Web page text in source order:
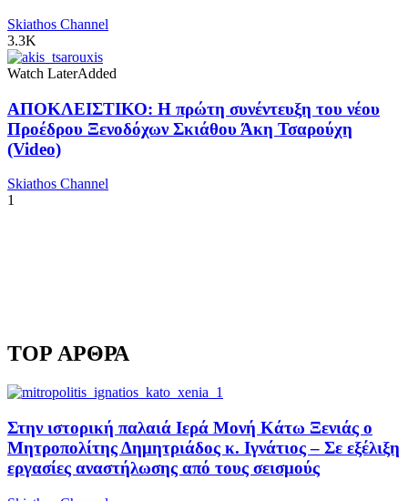
Skiathos Channel
3.3K
Watch LaterAdded
ΑΠΟΚΛΕΙΣΤΙΚΟ: Η πρώτη συνέντευξη του νέου
Προέδρου Ξενοδόχων Σκιάθου Άκη Τσαρούχη
(Video)
Skiathos Channel
1
TOP ΑΡΘΡΑ
Στην ιστορική παλαιά Ιερά Μονή Κάτω Ξενιάς ο
Μητροπολίτης Δημητριάδος κ. Ιγνάτιος – Σε εξέλιξη
εργασίες αναστήλωσης από τους σεισμούς